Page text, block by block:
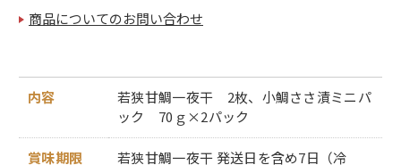
商品についてのお問い合わせ
内容
若狭甘鯛一夜干 2枚、小鯛ささ漬ミニパ
ック 70ｇ×2パック
賞味期限
若狭甘鯛一夜干 発送日を含め7日（冷